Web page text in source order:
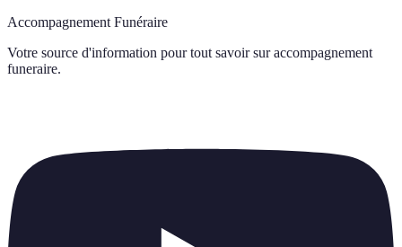
Accompagnement Funéraire
Votre source d'information pour tout savoir sur accompagnement
funeraire.